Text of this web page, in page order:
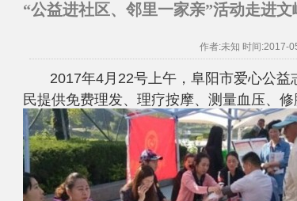
“公益进社区、邻里一家亲”活动走进
作者:未知 时间:2017-
2017年4 月 22号上午，阜阳市爱心公益
民提供免费理发、理疗按摩、测量血压、